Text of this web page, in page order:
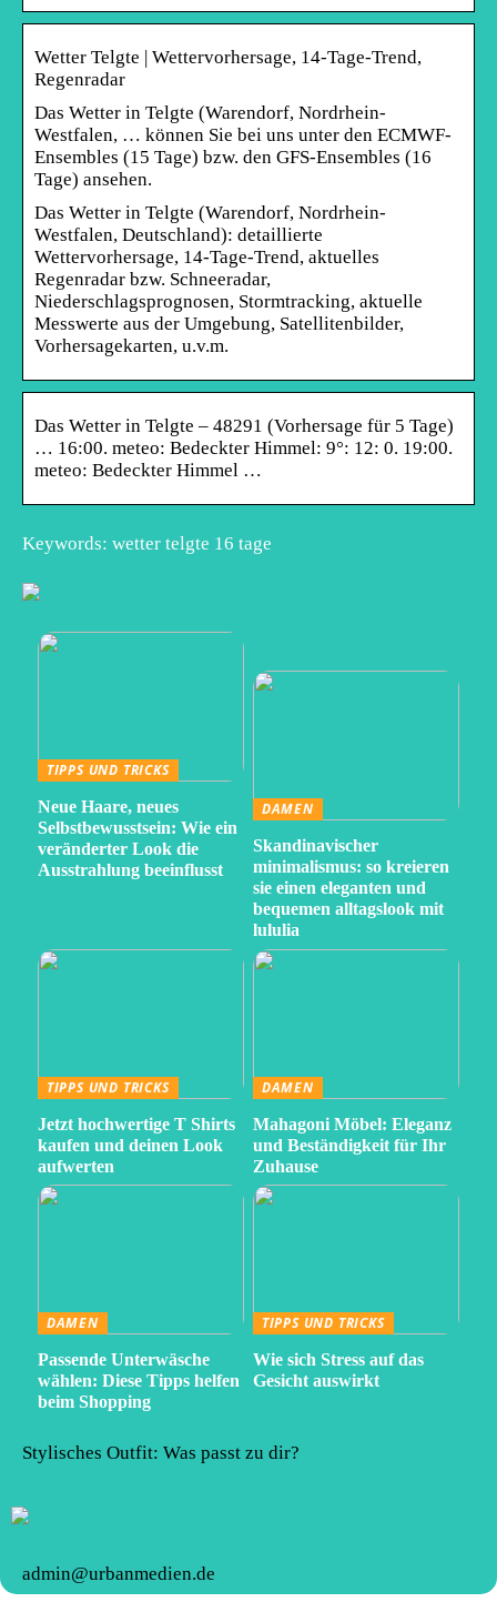
Wetter Telgte | Wettervorhersage, 14-Tage-Trend,
Regenradar
Das Wetter in Telgte (Warendorf, Nordrhein-
Westfalen, … können Sie bei uns unter den ECMWF-
Ensembles (15 Tage) bzw. den GFS-Ensembles (16
Tage) ansehen.
Das Wetter in Telgte (Warendorf, Nordrhein-
Westfalen, Deutschland): detaillierte
Wettervorhersage, 14-Tage-Trend, aktuelles
Regenradar bzw. Schneeradar,
Niederschlagsprognosen, Stormtracking, aktuelle
Messwerte aus der Umgebung, Satellitenbilder,
Vorhersagekarten, u.v.m.
Das Wetter in Telgte – 48291 (Vorhersage für 5 Tage)
… 16:00. meteo: Bedeckter Himmel: 9°: 12: 0. 19:00.
meteo: Bedeckter Himmel …
Keywords: wetter telgte 16 tage
TIPPS UND TRICKS
Neue Haare, neues
Selbstbewusstsein: Wie ein
veränderter Look die
Ausstrahlung beeinflusst
DAMEN
Skandinavischer
minimalismus: so kreieren
sie einen eleganten und
bequemen alltagslook mit
lululia
TIPPS UND TRICKS
Jetzt hochwertige T Shirts
kaufen und deinen Look
aufwerten
DAMEN
Mahagoni Möbel: Eleganz
und Beständigkeit für Ihr
Zuhause
DAMEN
Passende Unterwäsche
wählen: Diese Tipps helfen
beim Shopping
TIPPS UND TRICKS
Wie sich Stress auf das
Gesicht auswirkt
Stylisches Outfit: Was passt zu dir?
admin@urbanmedien.de